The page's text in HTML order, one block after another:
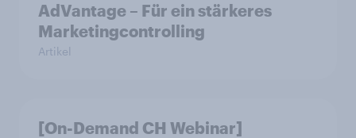
AdVantage – Für ein stärkeres
Marketingcontrolling
Artikel
[On-Demand CH Webinar]